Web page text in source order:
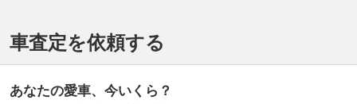
車査定を依頼する
あなたの愛車、今いくら？